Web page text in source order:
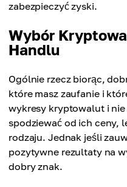
zabezpieczyć zyski.
Wybór
Handlu
Ogólnie rzecz biorąc,
które masz zaufanie i
wykresy kryptowalut i nie
spodziewać od ich ceny,
rodzaju. Jednak jeśli
pozytywne rezultaty na
dobry znak.